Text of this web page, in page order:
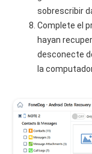
sobrescribir
Complete el
hayan
desconecte
la